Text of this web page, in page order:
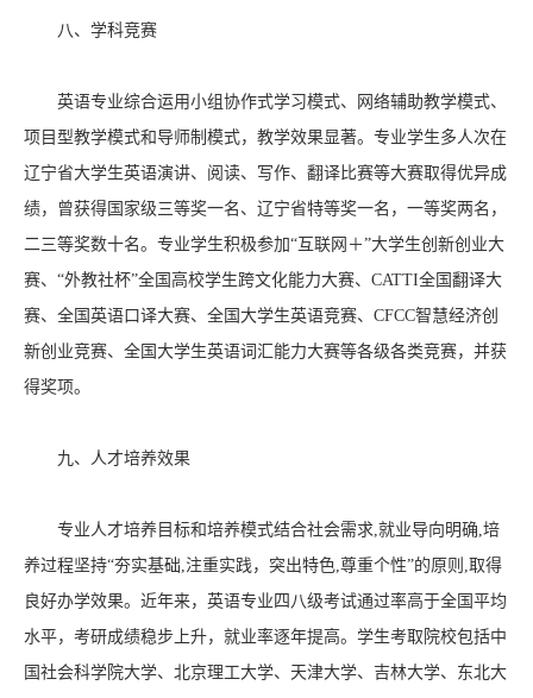
八、学科竞赛
英语专业综合运用小组协作式学习模式、网络辅助教学模式、
项目型教学模式和导师制模式，教学效果显著。专业学生多人次在
辽宁省大学生英语演讲、阅读、写作、翻译比赛等大赛取得优异成
绩，曾获得国家级三等奖一名、辽宁省特等奖一名，一等奖两名，
二三等奖数十名。专业学生积极参加“互联网＋”大学生创新创业大
赛、“外教社杯”全国高校学生跨文化能力大赛、CATTI全国翻译大
赛、全国英语口译大赛、全国大学生英语竞赛、CFCC智慧经济创
新创业竞赛、全国大学生英语词汇能力大赛等各级各类竞赛，并获
得奖项。
九、人才培养效果
专业人才培养目标和培养模式结合社会需求,就业导向明确,培
养过程坚持“夯实基础,注重实践，突出特色,尊重个性”的原则,取得
良好办学效果。近年来，英语专业四八级考试通过率高于全国平均
水平，考研成绩稳步上升，就业率逐年提高。学生考取院校包括中
国社会科学院大学、北京理工大学、天津大学、吉林大学、东北大